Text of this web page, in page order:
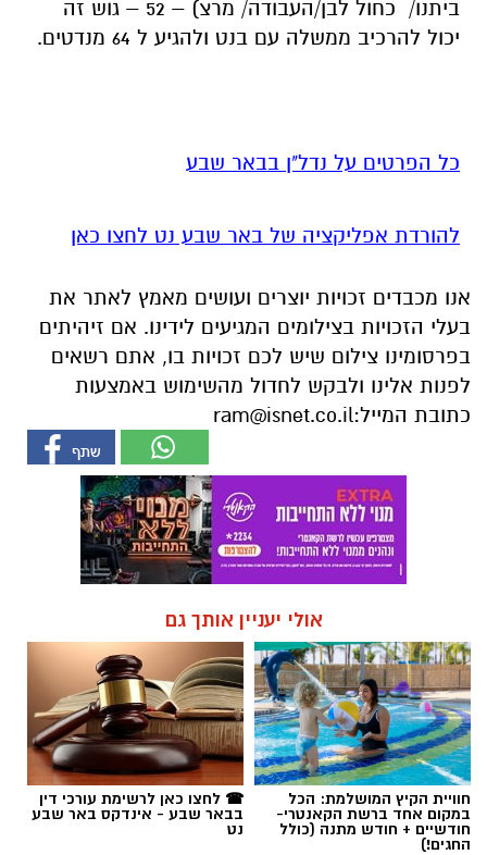
ביתנו/ כחול לבן/העבודה/ מרצ) – 52 – גוש זה
יכול להרכיב ממשלה עם בנט ולהגיע ל 64 מנדטים.
כל הפרטים על נדל"ן בבאר שבע
להורדת אפליקציה של באר שבע נט לחצו כאן
אנו מכבדים זכויות יוצרים ועושים מאמץ לאתר את
בעלי הזכויות בצילומים המגיעים לידינו. אם זיהיתים
בפרסומינו צילום שיש לכם זכויות בו, אתם רשאים
לפנות אלינו ולבקש לחדול מהשימוש באמצעות
כתובת המייל:ram@isnet.co.il
אולי יעניין אותך גם
חוויית הקיץ המושלמת: הכל
במקום אחד ברשת הקאנטרי-
חודשיים + חודש מתנה (כולל
החגים!)
☎ לחצו כאן לרשימת עורכי דין
בבאר שבע - אינדקס באר שבע
נט